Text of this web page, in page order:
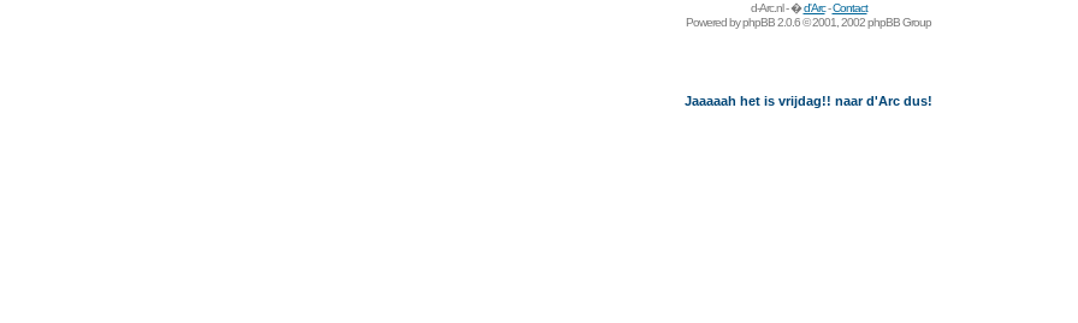
d-Arc.nl - �d'Arc-Contact
Powered byphpBB2.0.6 © 2001, 2002 phpBB Group
Jaaaaah het is vrijdag!! naar d'Arc dus!